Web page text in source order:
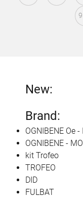
New:
Brand:
OGNIBENE Oe
OGNIBENE -
kit Trofeo
TROFEO
DID
FULBAT